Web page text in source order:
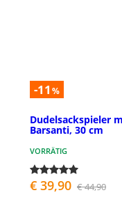
-11 %
Dudelsackspieler
Barsanti, 30 cm
VORRÄTIG
€ 39,90 € 44,90